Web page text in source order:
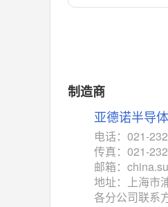
MAX14760
M74HC4852 (
相同功能 相似度
TC4052BF (东
相同功能 相似度
制造商
亚德诺半导
电话：021-
传真：021-
邮箱：
地址：上海市
各分公司联系